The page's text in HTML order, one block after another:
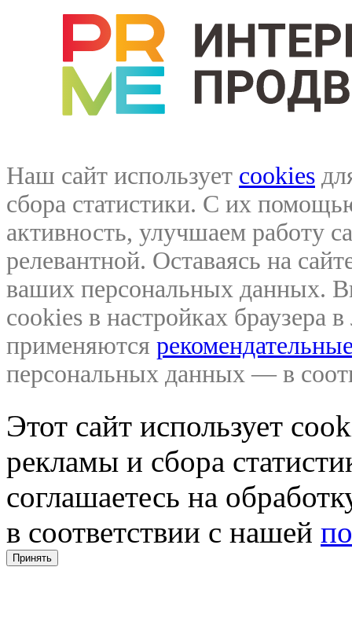
Наш сайт использует cookies
сбора статистики. С их
активность, улучшаем работу
релевантной. Оставаясь на
ваших персональных данных.
cookies в настройках браузера
применяются
персональных данных — в
Этот сайт использует
рекламы и сбора
соглашаетесь на
в соответствии с нашей
Принять